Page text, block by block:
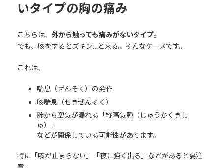
いタイプの胸の痛み
こちらは、 外から触っても痛みがないタイプ。
でも、咳をするとズキン…と来る。そんなケースです。
これは、
喘息（ぜんそく）の発作
咳喘息（せきぜんそく）
肺から空気が漏れる「縦隔気腫（じゅうかくきし
ゅ）」
などが関係している可能性があります。
特に「咳が止まらない」「夜に強く出る」などがあると要注